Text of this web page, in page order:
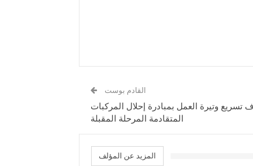
القادم بوست
وتيرة العمل بمبادرة إحلال المركبات
المتقادمة المرحلة المقبلة
المزيد عن المؤلف